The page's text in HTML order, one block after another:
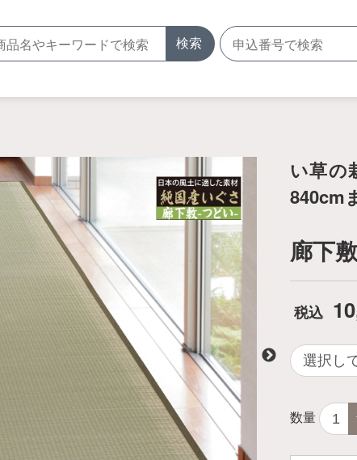
検索
い草の
840cm
廊下
税込
数量